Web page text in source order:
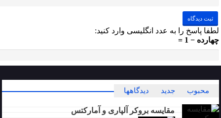
لطفا پاسخ را به عدد انگلیسی وارد کنید:
چهارده − 1 =
محبوب جدید دیدگاهها
مقایسه بروکر آلپاری و آمارکتس